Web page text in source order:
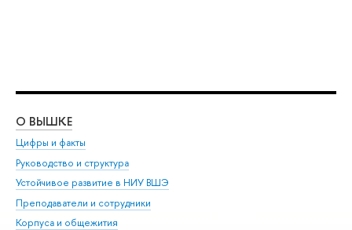
О ВЫШКЕ
Цифры и факты
Руководство и структура
Устойчивое развитие в НИУ ВШЭ
Преподаватели и сотрудники
Корпуса и общежития